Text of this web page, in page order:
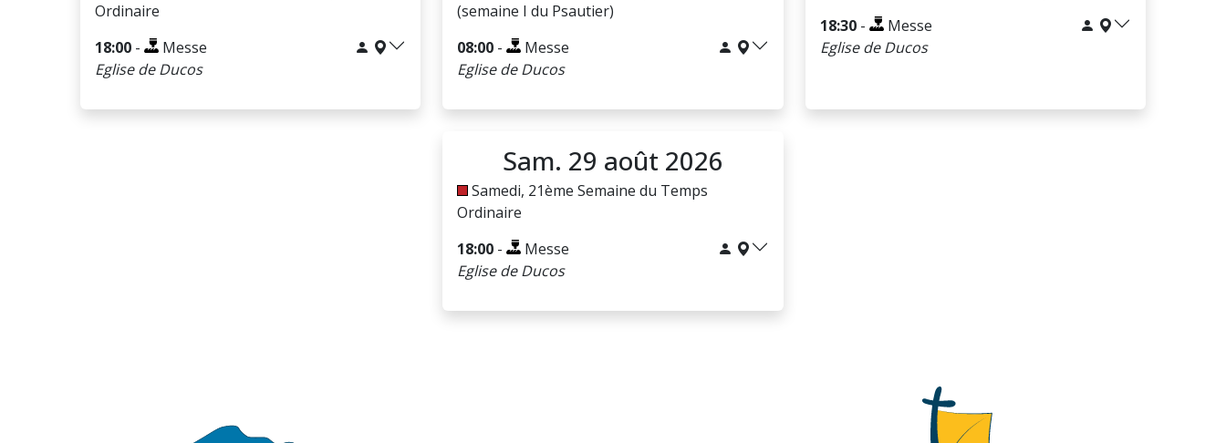
Ordinaire
18:00-
Messe
Eglise de Ducos
(semaine I du Psautier)
08:00 -
Messe
Eglise de Ducos
18:30-
Messe
Eglise de Ducos
Sam. 29 août 2026
Samedi, 21ème Semaine du Temps
Ordinaire
18:00 -
Messe
Eglise de Ducos